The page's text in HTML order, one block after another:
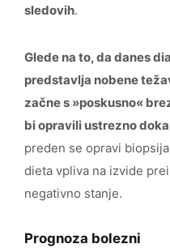
sledovih.
Glede na to, da danes
predstavlja nobene
začne s »poskusno«
bi opravili ustrezno
preden se opravi
dieta vpliva na izvide
negativno stanje.
Prognoza bolezni